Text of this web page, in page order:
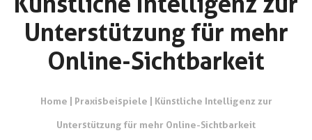
Unterstützung für mehr
Online-Sichtbarkeit
Home | Praxisbeispiele | Künstliche Intelligenz zur
Unterstützung für mehr Online-Sichtbarkeit